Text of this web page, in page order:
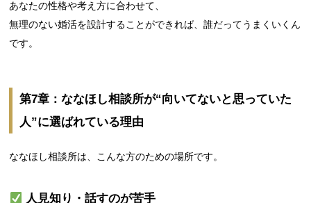
あなたの性格や考え方に合わせて、
無理のない婚活を設計することができれば、誰だってうまくいくん
です。
第7章：ななほし相談所が“向いてないと思っていた
人”に選ばれている理由
ななほし相談所は、こんな方のための場所です。
人見知り・話すのが苦手